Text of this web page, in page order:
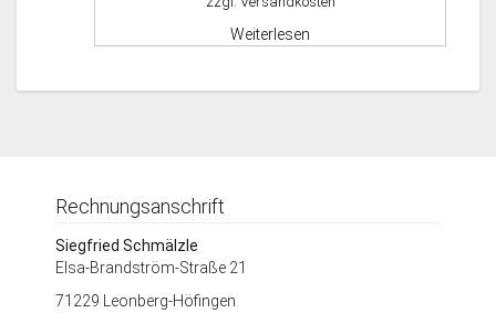
Weiterlesen
Rechnungsanschrift
Siegfried Schmälzle
Elsa-Brandström-Straße 21
71229 Leonberg-Höfingen